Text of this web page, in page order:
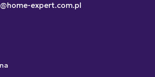
expert.com.pl